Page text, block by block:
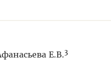
Е.В.3